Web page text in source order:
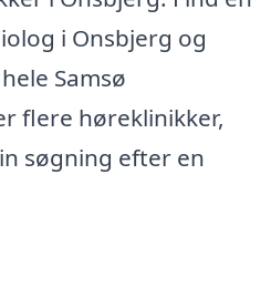
i Onsbjerg og
Samsø
flere høreklinikker,
søgning efter en